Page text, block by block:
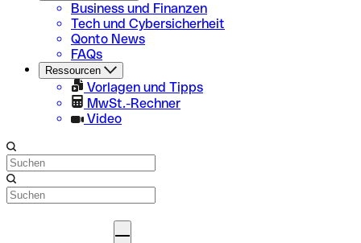
Business und Finanzen
Tech und Cybersicherheit
Qonto News
FAQs
Ressourcen
Vorlagen und Tipps
MwSt.-Rechner
Video